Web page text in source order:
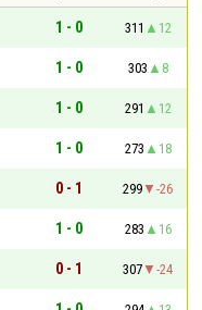
1 - 0 311
12
1 - 0 303
8
1 - 0 291
12
1 - 0 273
18
0 - 1 299
-26
1 - 0 283
16
0 - 1 307
-24